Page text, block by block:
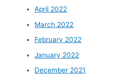
April 2022
March 2022
February 2022
January 2022
December 2021